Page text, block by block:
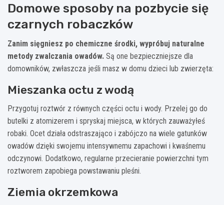
Domowe sposoby na pozbycie się
czarnych robaczków
Zanim sięgniesz po chemiczne środki, wypróbuj naturalne
metody zwalczania owadów. Są one bezpieczniejsze dla
domowników, zwłaszcza jeśli masz w domu dzieci lub zwierzęta:
Mieszanka octu z wodą
Przygotuj roztwór z równych części octu i wody. Przelej go do
butelki z atomizerem i spryskaj miejsca, w których zauważyłeś
robaki. Ocet działa odstraszająco i zabójczo na wiele gatunków
owadów dzięki swojemu intensywnemu zapachowi i kwaśnemu
odczynowi. Dodatkowo, regularne przecieranie powierzchni tym
roztworem zapobiega powstawaniu pleśni.
Ziemia okrzemkowa